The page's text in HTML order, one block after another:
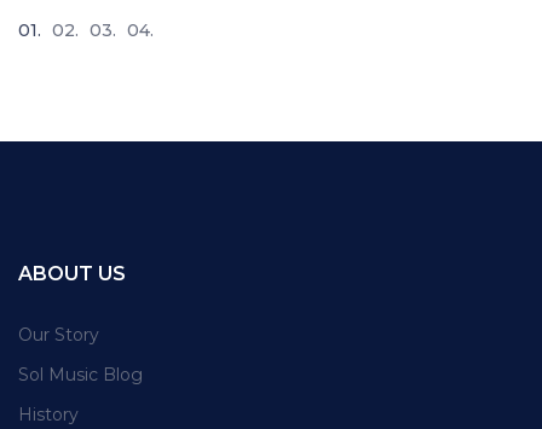
01. 02. 03. 04.
ABOUT US
Our Story
Sol Music Blog
History